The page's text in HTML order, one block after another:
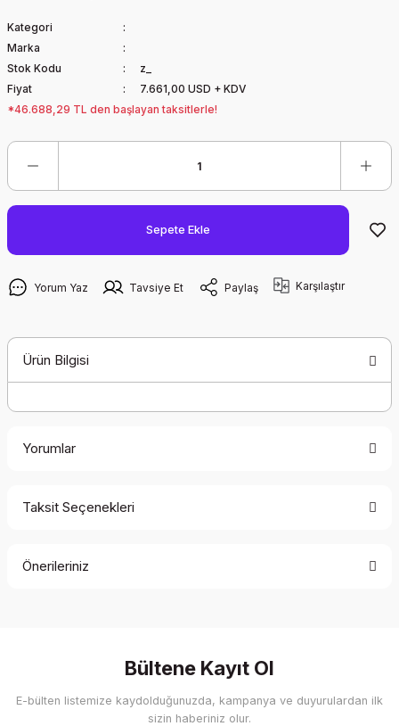
Kategori
Marka
Stok Kodu
z_
Fiyat
7.661,00 USD + KDV
*46.688,29 TL den başlayan taksitlerle!
Sepete Ekle
Yorum Yaz Tavsiye Et Paylaş Karşılaştır
Ürün Bilgisi
Yorumlar
Taksit Seçenekleri
Önerileriniz
Görüş ve önerileriniz için teşekkür ederiz.
Ürün resmi kalitesiz, bozuk veya görüntülenemiyor.
Bültene Kayıt Ol
E-bülten listemize kaydolduğunuzda, kampanya ve duyurulardan ilk
sizin haberiniz olur.